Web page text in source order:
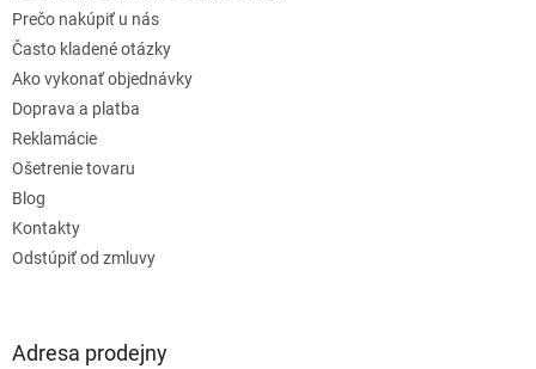
Prečo nakúpiť u nás
Často kladené otázky
Ako vykonať objednávky
Doprava a platba
Reklamácie
Ošetrenie tovaru
Blog
Kontakty
Odstúpiť od zmluvy
Adresa prodejny